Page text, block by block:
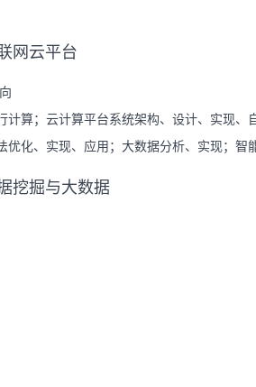
网云平台
计算；云计算平台系统架构、设计、实现
优化、实现、应用；大数据分析、实现；智
挖掘与大数据